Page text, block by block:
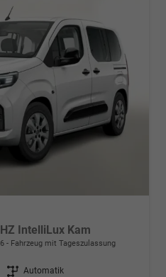
IntelliLux Kam
Fahrzeug mit Tageszulassung
Getriebe Automatik